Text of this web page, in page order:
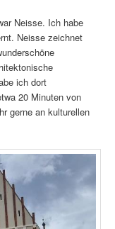
Neisse. Ich habe
Neisse zeichnet
ich dort
20 Minuten von
gerne an kulturellen